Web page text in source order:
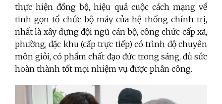
thực hiện đồng bộ, hiệu quả cuộc cách mạng về
tinh gọn tổ chức bộ máy của hệ thống chính trị,
nhất là xây dựng đội ngũ cán bộ, công chức cấp xã,
phường, đặc khu (cấp trực tiếp) có trình độ chuyên
môn giỏi, có phẩm chất đạo đức trong sáng, đủ sức
hoàn thành tốt mọi nhiệm vụ được phân công.